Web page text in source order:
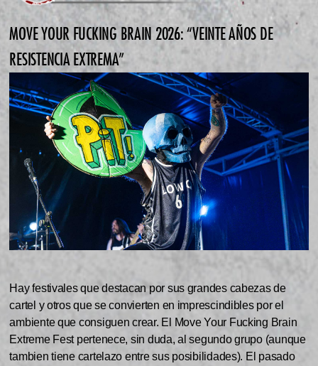
MOVE YOUR FUCKING BRAIN 2026: “VEINTE AÑOS DE
RESISTENCIA EXTREMA”
Hay festivales que destacan por sus grandes cabezas de
cartel y otros que se convierten en imprescindibles por el
ambiente que consiguen crear. El Move Your Fucking Brain
Extreme Fest pertenece, sin duda, al segundo grupo (aunque
tambien tiene cartelazo entre sus posibilidades). El pasado